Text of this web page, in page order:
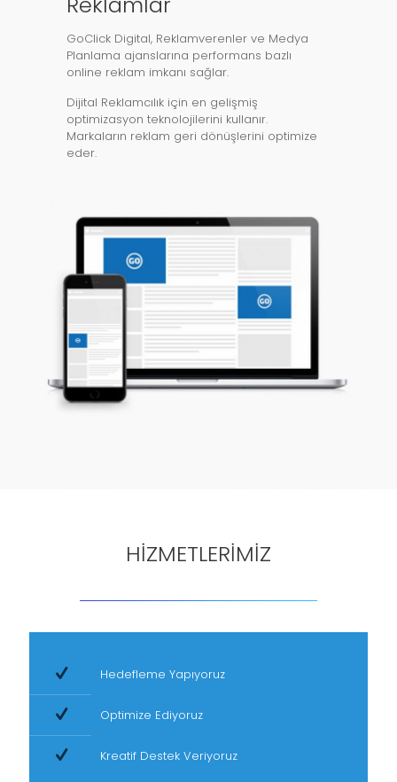
GoClick Digital, Reklamverenler ve Medya
Planlama ajanslarına performans bazlı
online reklam imkanı sağlar.
Dijital Reklamcılık için en gelişmiş
optimizasyon teknolojilerini kullanır.
Markaların reklam geri dönüşlerini optimize
eder.
HİZMETLERİMİZ
Hedefleme Yapıyoruz
Optimize Ediyoruz
Kreatif Destek Veriyoruz